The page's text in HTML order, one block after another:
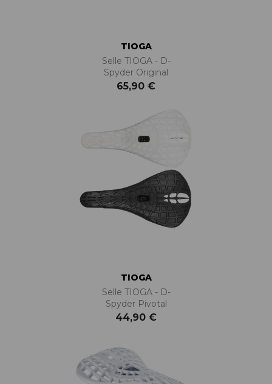
TIOGA
Selle TIOGA - D-
Spyder Original
65,90 €
TIOGA
Selle TIOGA - D-
Spyder Pivotal
44,90 €